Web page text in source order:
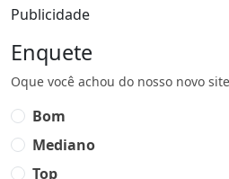
Publicidade
Enquete
Oque você achou do nosso novo
Bom
Mediano
Top